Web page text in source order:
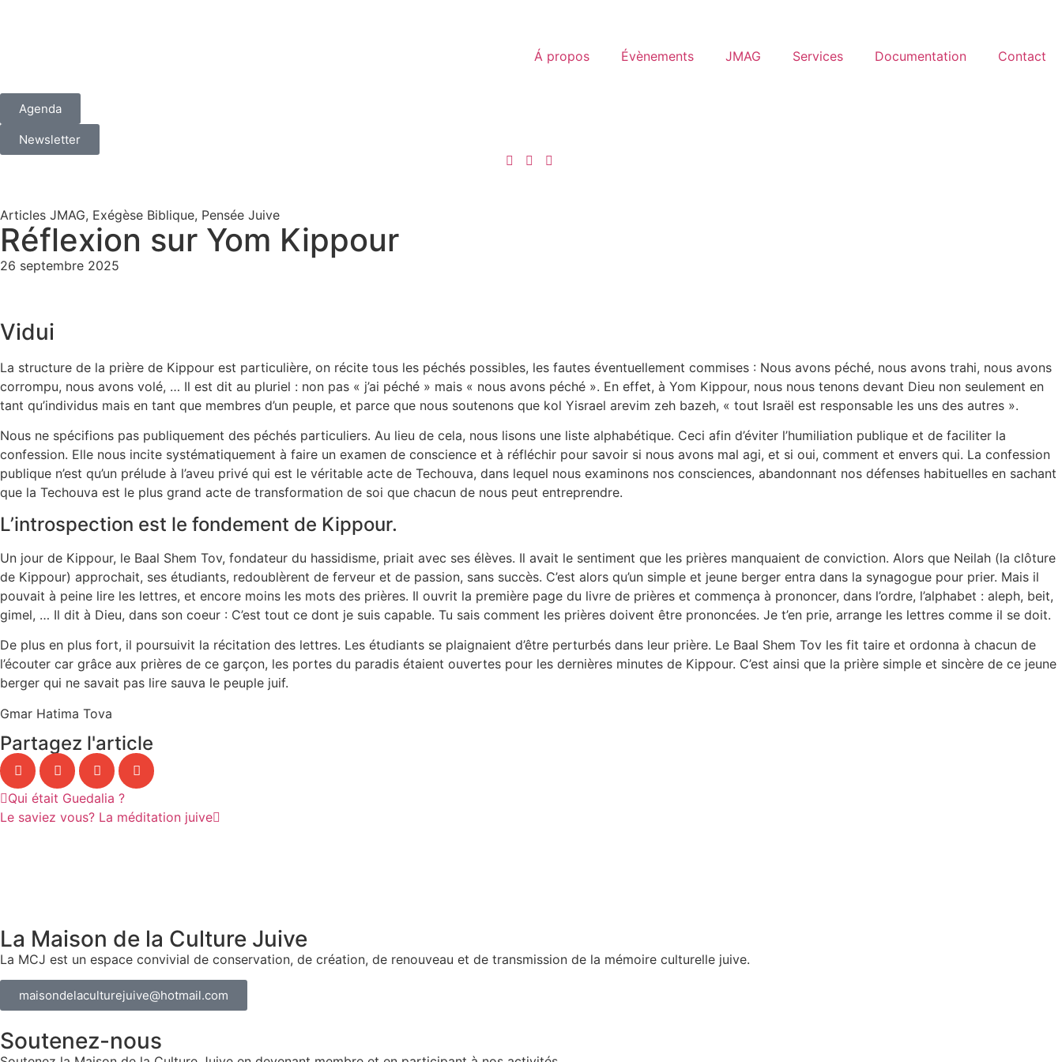
Á propos Évènements JMAG Services Documentation Contact
Agenda
Newsletter
Articles JMAG, Exégèse Biblique, Pensée Juive
Réflexion sur Yom Kippour
26 septembre 2025
Vidui
La structure de la prière de Kippour est particulière, on récite tous les péchés possibles, les fautes éventuellement commises : Nous avons péché, nous avons trahi, nous avons
corrompu, nous avons volé, … Il est dit au pluriel : non pas « j’ai péché » mais « nous avons péché ». En effet, à Yom Kippour, nous nous tenons devant Dieu non seulement en
tant qu’individus mais en tant que membres d’un peuple, et parce que nous soutenons que kol Yisrael arevim zeh bazeh, « tout Israël est responsable les uns des autres ».
Nous ne spécifions pas publiquement des péchés particuliers. Au lieu de cela, nous lisons une liste alphabétique. Ceci afin d’éviter l’humiliation publique et de faciliter la
confession. Elle nous incite systématiquement à faire un examen de conscience et à réfléchir pour savoir si nous avons mal agi, et si oui, comment et envers qui. La confession
publique n’est qu’un prélude à l’aveu privé qui est le véritable acte de Techouva, dans lequel nous examinons nos consciences, abandonnant nos défenses habituelles en sachant
que la Techouva est le plus grand acte de transformation de soi que chacun de nous peut entreprendre.
L’introspection est le fondement de Kippour.
Un jour de Kippour, le Baal Shem Tov, fondateur du hassidisme, priait avec ses élèves. Il avait le sentiment que les prières manquaient de conviction. Alors que Neilah (la clôture
de Kippour) approchait, ses étudiants, redoublèrent de ferveur et de passion, sans succès. C’est alors qu’un simple et jeune berger entra dans la synagogue pour prier. Mais il
pouvait à peine lire les lettres, et encore moins les mots des prières. Il ouvrit la première page du livre de prières et commença à prononcer, dans l’ordre, l’alphabet : aleph, beit,
gimel, … Il dit à Dieu, dans son coeur : C’est tout ce dont je suis capable. Tu sais comment les prières doivent être prononcées. Je t’en prie, arrange les lettres comme il se doit.
De plus en plus fort, il poursuivit la récitation des lettres. Les étudiants se plaignaient d’être perturbés dans leur prière. Le Baal Shem Tov les fit taire et ordonna à chacun de
l’écouter car grâce aux prières de ce garçon, les portes du paradis étaient ouvertes pour les dernières minutes de Kippour. C’est ainsi que la prière simple et sincère de ce jeune
berger qui ne savait pas lire sauva le peuple juif.
Gmar Hatima Tova
Partagez l'article
Qui était Guedalia ?
Le saviez vous? La méditation juive
La Maison de la Culture Juive
La MCJ est un espace convivial de conservation, de création, de renouveau et de transmission de la mémoire culturelle juive.
maisondelaculturejuive@hotmail.com
Soutenez-nous